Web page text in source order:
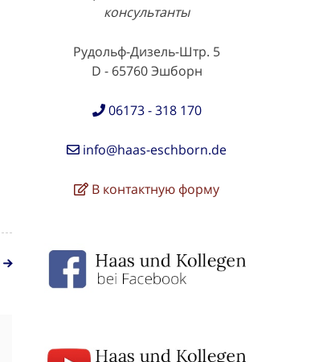
консультанты
Рудольф-Дизель-Штр. 5
D - 65760 Эшборн
06173 - 318 170
info@haas-eschborn.de
В контактную форму